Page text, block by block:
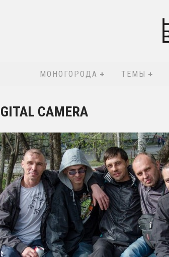
МОНОГОРОДА ТЕМЫ
CAMERA